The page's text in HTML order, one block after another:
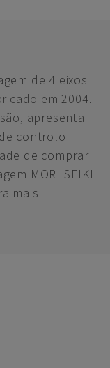
de 4 eixos
em 2004.
apresenta
controlo
de comprar
MORI SEIKI
mais